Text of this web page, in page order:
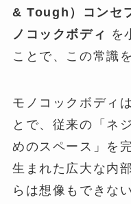
& Tough）コンセ
ノコックボディ を
ことで、この常識
モノコックボディ
とで、従来の「ネ
めのスペース」を
生まれた広大な内
らは想像もできな